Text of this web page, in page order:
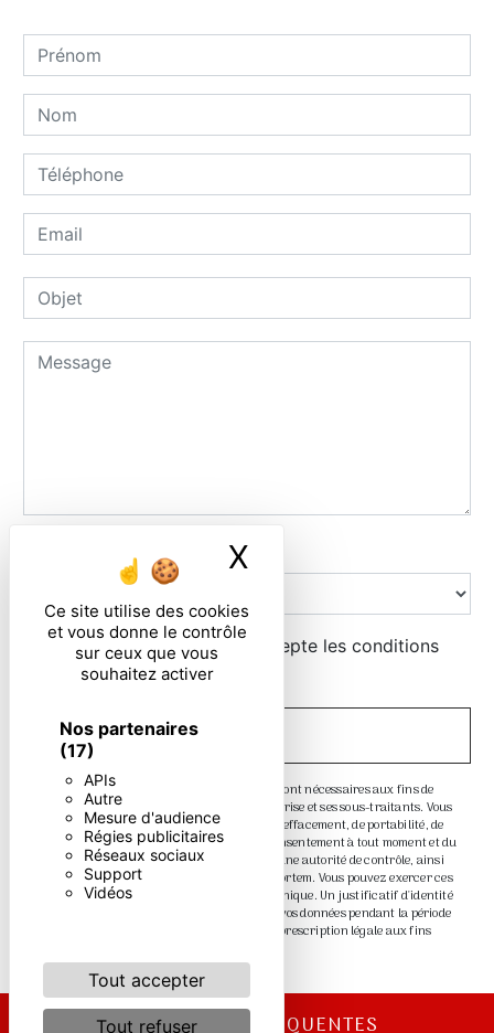
Ce site utilise des cookies
et vous donne le contrôle
sur ceux que vous
souhaitez activer
Nos partenaires
(17)
APIs
Autre
Mesure d'audience
Régies publicitaires
Réseaux sociaux
Support
Vidéos
Tout accepter
Tout refuser
X
Combien font dix plus six
En cochant cette case, j'accepte les conditions
particulières ci-dessous **
** Les données personnelles communiquées sont nécessaires aux fins de
vous contacter. Elles sont destinées à l'entreprise et ses sous-traitants. Vous
disposez de droits d’accès, de rectification, d’effacement, de portabilité, de
limitation, d’opposition, de retrait de votre consentement à tout moment et du
droit d’introduire une réclamation auprès d’une autorité de contrôle, ainsi
que d’organiser le sort de vos données post-mortem. Vous pouvez exercer ces
droits par voie postale ou par courrier électronique. Un justificatif d'identité
pourra vous être demandé. Nous conservons vos données pendant la période
de prise de contact puis pendant la durée de prescription légale aux fins
RECHERCHES FRÉQUENTES